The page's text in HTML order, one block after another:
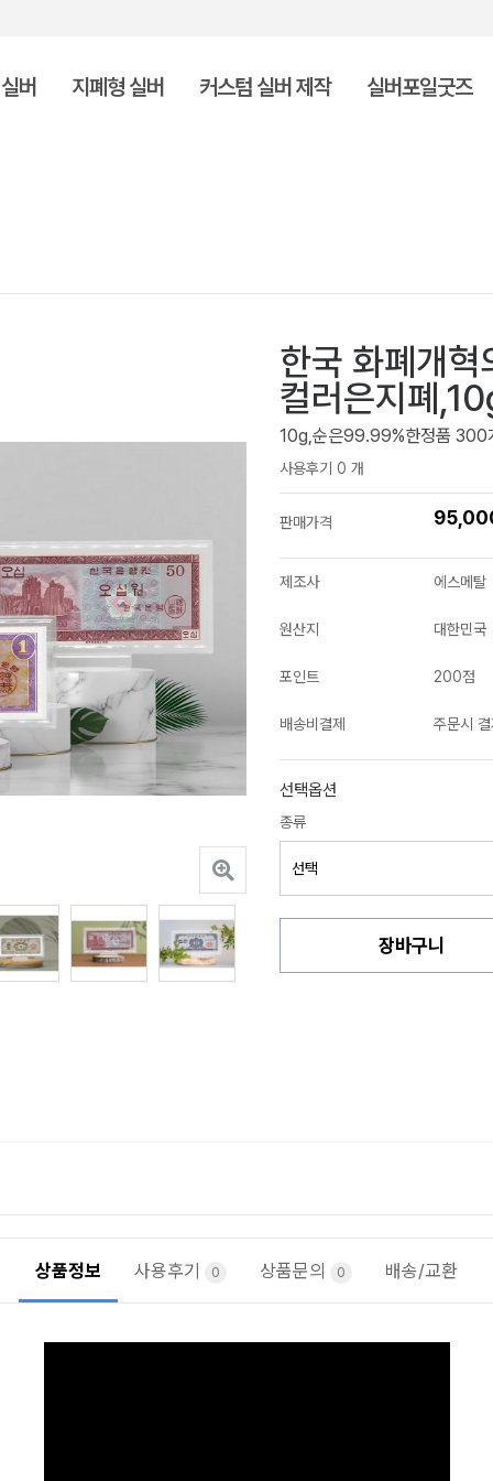
버 지폐형 실버 커스텀 실버 제작 실버포일굿즈
한국 화폐개혁
컬러은지폐
10g,순은99.99%한정품 300
사용후기 0 개
판매가격
제조사 에스메탈
원산지 대한민국
포인트 200점
배송비결제 주문시 결
선택옵션
종류
장바구니
상품정보 사용후기 0 상품문의 0 배송/교환